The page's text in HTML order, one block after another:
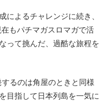
によるチャレンジに続き、
もパチマガスロマガで活
って挑んだ、過酷な旅程を
るのは角屋のときと同様
目指して日本列島を一気に